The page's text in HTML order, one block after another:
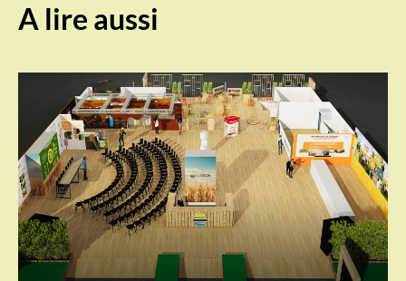
A lire aussi